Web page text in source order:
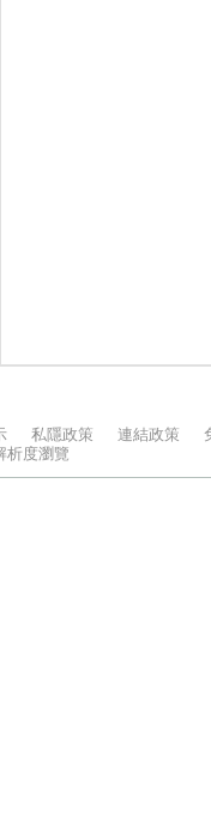
私隱政策 連結政策
析度瀏覽